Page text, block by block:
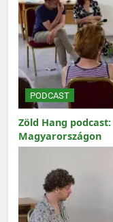
PODCAST
Zöld Hang
Magyarországon